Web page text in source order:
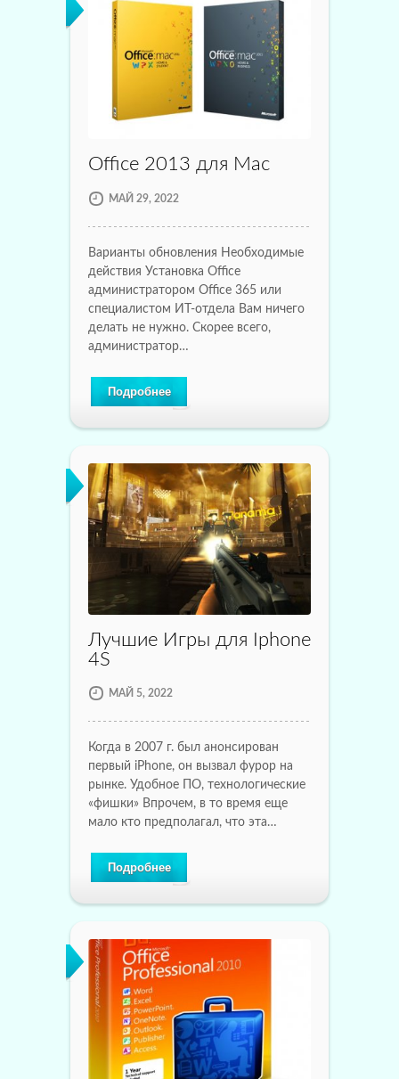
Office 2013 для Mac
МАЙ 29, 2022
Варианты обновления Необходимые
действия Установка Office
администратором Office 365 или
специалистом ИТ-отдела Вам ничего
делать не нужно. Скорее всего,
администратор…
Подробнее
Лучшие Игры для Iphone
4S
МАЙ 5, 2022
Когда в 2007 г. был анонсирован
первый iPhone, он вызвал фурор на
рынке. Удобное ПО, технологические
«фишки» Впрочем, в то время еще
мало кто предполагал, что эта…
Подробнее